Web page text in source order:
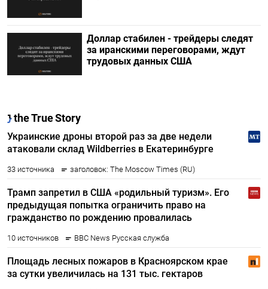
Доллар стабилен - трейдеры следят
за иранскими переговорами, ждут
трудовых данных США